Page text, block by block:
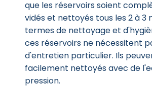
que les réservoirs soient
vidés et nettoyés tous les 2 à 3
termes de nettoyage et
ces réservoirs ne nécessitent
d'entretien particulier. Ils
facilement nettoyés avec de
pression.